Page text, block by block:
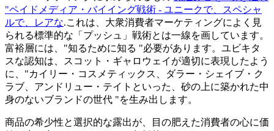
"ペイドメディア・バイイング戦術 - ユニークで、スペシャ
ルで、レアな.これは、大衆消費者マーケティングによく見
られる標準的な「プッシュ」戦術とは一線を画しています。
富裕層には、"知るために知る "必要があります。ユビキタ
スな認知は、スコット・ギャロウェイが適切に表現したよう
に、"カイリー・コスメティックス、ダラー・シェイブ・ク
ラブ、アンドリュー・テイトといった、砂の上に築かれた中
身のないブランドの世代 "を生み出します。
商品の希少性と選択的な露出が、目の肥えた消費者の心に価